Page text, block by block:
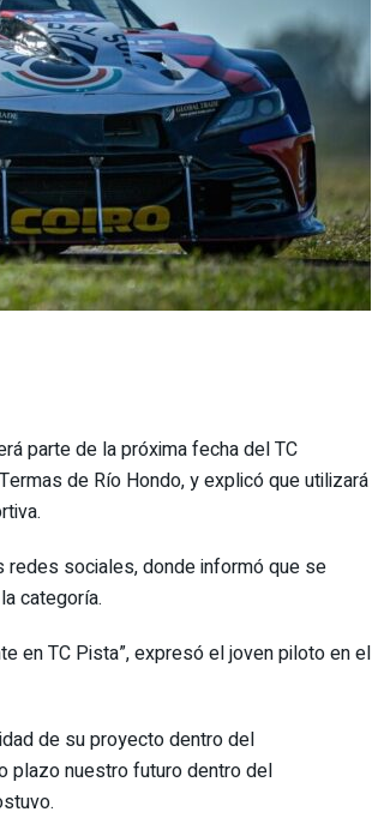
parte de la próxima fecha del TC
de Río Hondo, y explicó que utilizará
redes sociales, donde informó que se
categoría.
en TC Pista”, expresó el joven piloto en el
de su proyecto dentro del
plazo nuestro futuro dentro del